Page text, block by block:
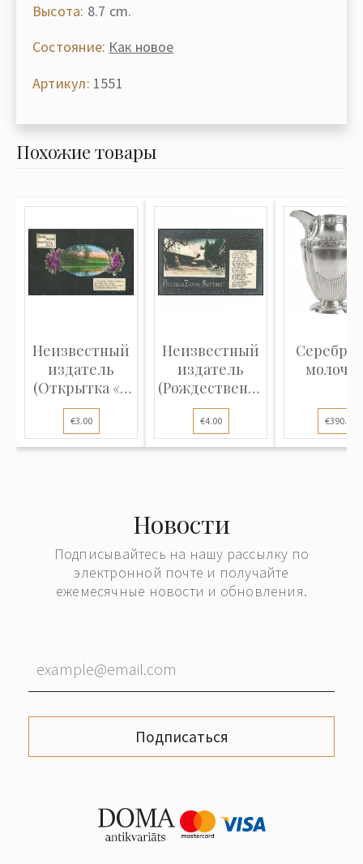
Высота: 8.7 cm.
Состояние: Как новое
Артикул: 1551
Похожие товары
Неизвестный
издатель
(Открытка «С
днем рожден...
€3.00
Неизвестный
издатель
(Рождественская
открытка...
€4.00 €390.00
Новости
Подписывайтесь на нашу рассылку по
электронной почте и получайте
ежемесячные новости и обновления.
Подписаться